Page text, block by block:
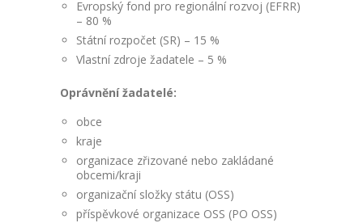
Evropský fond pro regionální rozvoj (EFRR)
– 80 %
Státní rozpočet (SR) – 15 %
Vlastní zdroje žadatele – 5 %
Oprávnění žadatelé:
obce
kraje
organizace zřizované nebo zakládané
obcemi/kraji
organizační složky státu (OSS)
příspěvkové organizace OSS (PO OSS)